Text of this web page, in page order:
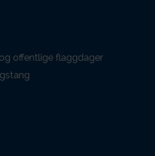
offentlige flaggdager